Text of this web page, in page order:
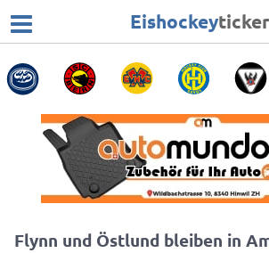
Eishockeyticker
Flynn und Östlund bleiben in